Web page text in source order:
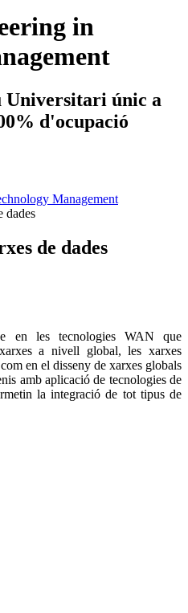
in
únic a
d'ocupació
Management
dades
de dades
en les tecnologies WAN que
a nivell global, les xarxes
en el disseny de xarxes globals
amb aplicació de tecnologies de
la integració de tot tipus de